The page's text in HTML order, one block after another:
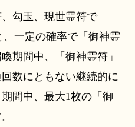
勾玉、現世霊符で
、一定の確率で「御神霊
期間中、「御神霊符」
数にともない継続的に
間中、最大1枚の「御